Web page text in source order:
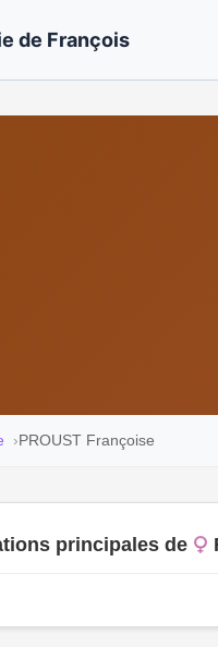
de François
PROUST Françoise
principales de